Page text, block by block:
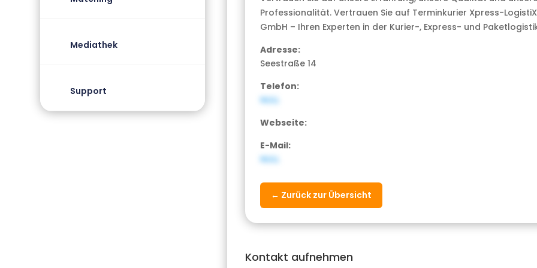
Mediathek
Support
Professionalität. Vertrauen Sie auf Terminkurier Xpress-LogistiX
GmbH – Ihren Experten in der Kurier-, Express- und
Adresse:
Seestraße 14
Telefon:
NULL
Webseite:
E-Mail:
NULL
← Zurück zur Übersicht
Kontakt aufnehmen